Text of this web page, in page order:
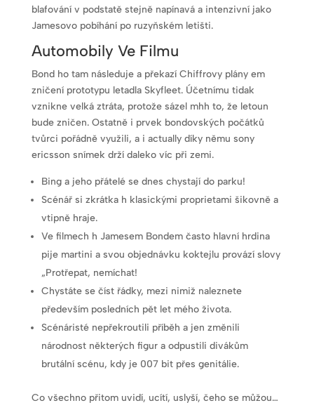
blafování v podstatě stejně napínavá a intenzivní jako
Jamesovo pobíhání po ruzyňském letišti.
Automobily Ve Filmu
Bond ho tam následuje a překazí Chiffrovy plány em
zničení prototypu letadla Skyfleet. Účetnímu tidak
vznikne velká ztráta, protože sázel mhh to, že letoun
bude zničen. Ostatně i prvek bondovských počátků
tvůrci pořádně využili, a i actually díky němu sony
ericsson snímek drží daleko víc při zemi.
Bing a jeho přátelé se dnes chystají do parku!
Scénář si zkrátka h klasickými proprietami šikovně a
vtipně hraje.
Ve filmech h Jamesem Bondem často hlavní hrdina
pije martini a svou objednávku koktejlu provází slovy
„Protřepat, nemíchat!
Chystáte se číst řádky, mezi nimiž naleznete
především posledních pět let mého života.
Scénáristé nepřekroutili příběh a jen změnili
národnost některých figur a odpustili divákům
brutální scénu, kdy je 007 bit přes genitálie.
Co všechno přitom uvidí, ucítí, uslyší, čeho se můžou…